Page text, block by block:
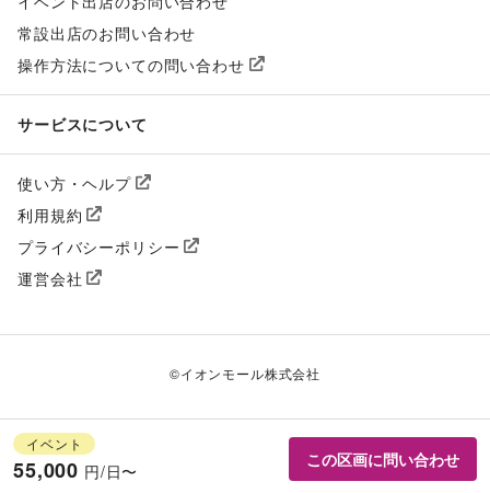
イベント
55,000 円/日〜
この区画に問い合わせ
常設出店のお問い合わせ
操作方法についての問い合わせ
サービスについて
使い方・ヘルプ
利用規約
プライバシーポリシー
運営会社
©イオンモール株式会社